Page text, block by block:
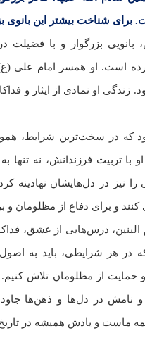
برای شناخت بیشتر این بانوی
بانویی بزرگوار و با
است. او همسر امام علی
زندگی او نمادی از ایثار و
که در سخت‌ترین شرایط،
با تربیت فرزندانش، نه تنها
را نیز در دل‌هایشان نهادینه
و برای دفاع از مظلومان و
درس‌هایی از عشق،
در هر شرایطی، باید به
حمایت از مظلومان تلاش
و نامش در دل‌ها و ذهن‌ها
ماست و یادش همیشه در تاریخ